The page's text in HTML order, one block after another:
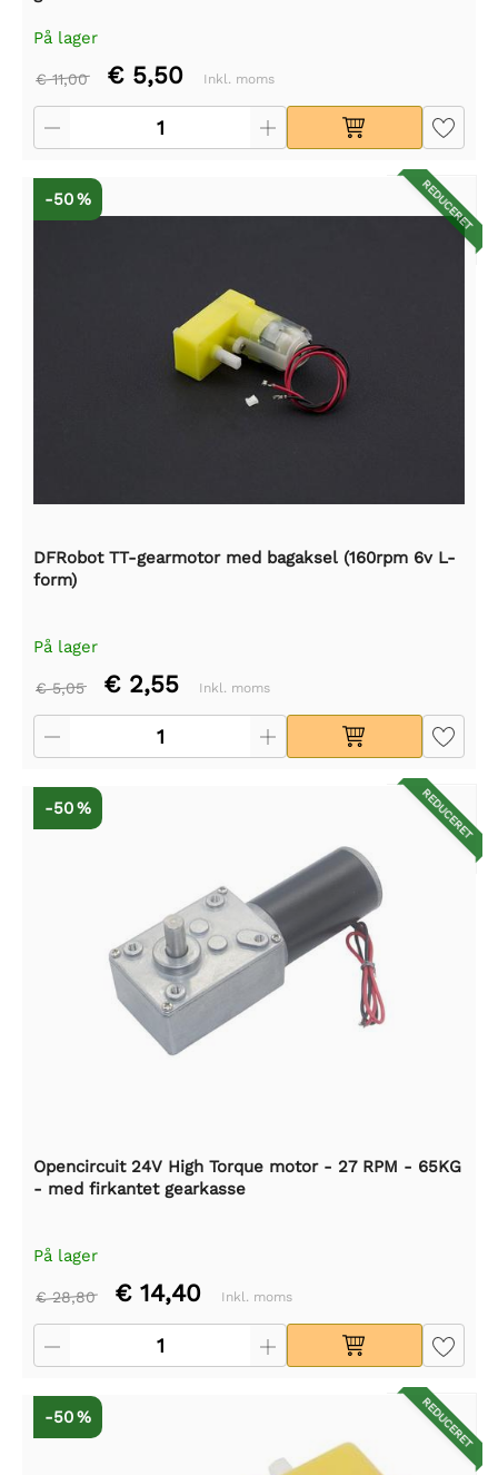
På lager
€ 11,00 € 5,50 Inkl. moms
REDUCERET
-50 %
DFRobot TT-gearmotor med bagaksel (160rpm 6v L-
form)
På lager
€ 5,05 € 2,55 Inkl. moms
REDUCERET
-50 %
Opencircuit 24V High Torque motor - 27 RPM - 65KG
- med firkantet gearkasse
På lager
€ 28,80 € 14,40 Inkl. moms
REDUCERET
-50 %